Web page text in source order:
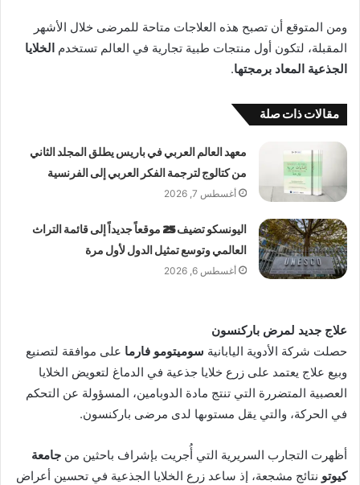
ومن المتوقع أن تصبح هذه العلاجات متاحة للمرضى خلال الأشهر
المقبلة، لتكون أول منتجات طبية تجارية في العالم تستخدم الخلايا
الجذعية المعاد برمجتها.
مقالات ذات صلة
معهد العالم العربي في باريس يطلق المجلد الثاني
من كتالوج لترجمة الفكر العربي إلى الفرنسية
أغسطس 7, 2026
اليونسكو تضيف 25 موقعاً جديداً إلى قائمة التراث
العالمي وتوسع تمثيل الدول لأول مرة
أغسطس 6, 2026
علاج جديد لمرض باركنسون
حصلت شركة الأدوية اليابانية سوميتومو فارما على موافقة لتصنيع
وبيع علاج يعتمد على زرع خلايا جذعية في الدماغ لتعويض الخلايا
العصبية المتضررة التي تنتج مادة الدوبامين، المسؤولة عن التحكم
في الحركة، والتي يقل مستوىها لدى مرضى باركنسون.
أظهرت التجارب السريرية التي أُجريت بإشراف باحثين من جامعة
كيوتو نتائج مشجعة، إذ ساعد زرع الخلايا الجذعية في تحسين أعراض